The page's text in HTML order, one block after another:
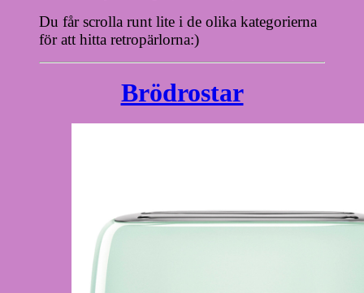
Du får scrolla runt lite i de olika kategorierna
för att hitta retropärlorna:)
Brödrostar